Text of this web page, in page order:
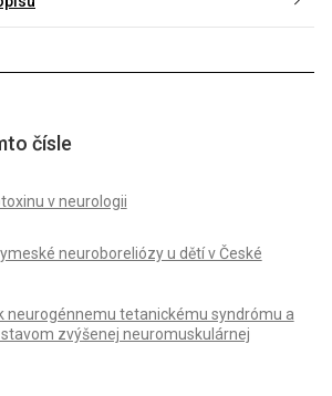
čísle
v neurologii
neuroboreliózy u dětí v České
neurogénnemu tetanickému syndrómu a
zvýšenej neuromuskulárnej